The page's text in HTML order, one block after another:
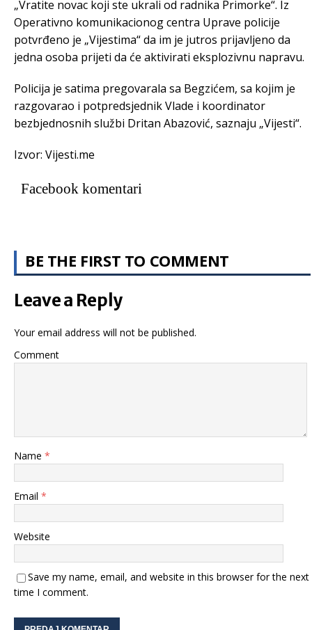
„Vratite novac koji ste ukrali od radnika Primorke“. Iz
Operativno komunikacionog centra Uprave policije
potvrđeno je „Vijestima“ da im je jutros prijavljeno da
jedna osoba prijeti da će aktivirati eksplozivnu napravu.
Policija je satima pregovarala sa Begzićem, sa kojim je
razgovarao i potpredsjednik Vlade i koordinator
bezbjednosnih službi Dritan Abazović, saznaju „Vijesti“.
Izvor: Vijesti.me
Facebook komentari
BE THE FIRST TO COMMENT
Leave a Reply
Your email address will not be published.
Comment
Name *
Email *
Website
Save my name, email, and website in this browser for the next
time I comment.